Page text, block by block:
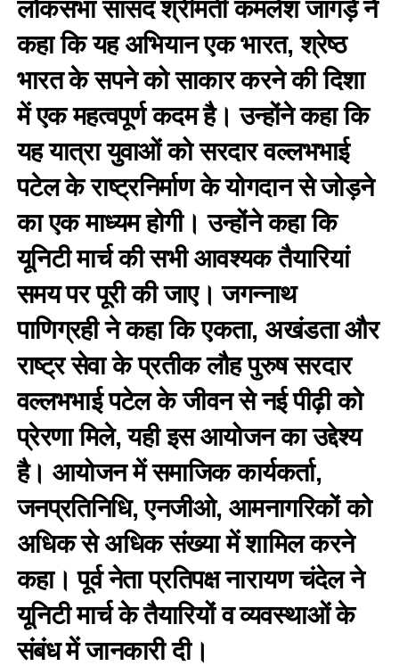
लोकसभा सांसद श्रीमती कमलेश जांगड़े ने
कहा कि यह अभियान एक भारत, श्रेष्ठ
भारत के सपने को साकार करने की दिशा
में एक महत्वपूर्ण कदम है। उन्होंने कहा कि
यह यात्रा युवाओं को सरदार वल्लभभाई
पटेल के राष्ट्रनिर्माण के योगदान से जोड़ने
का एक माध्यम होगी। उन्होंने कहा कि
यूनिटी मार्च की सभी आवश्यक तैयारियां
समय पर पूरी की जाए। जगन्नाथ
पाणिग्रही ने कहा कि एकता, अखंडता और
राष्ट्र सेवा के प्रतीक लौह पुरुष सरदार
वल्लभभाई पटेल के जीवन से नई पीढ़ी को
प्रेरणा मिले, यही इस आयोजन का उद्देश्य
है। आयोजन में समाजिक कार्यकर्ता,
जनप्रतिनिधि, एनजीओ, आमनागरिकों को
अधिक से अधिक संख्या में शामिल करने
कहा। पूर्व नेता प्रतिपक्ष नारायण चंदेल ने
यूनिटी मार्च के तैयारियों व व्यवस्थाओं के
संबंध में जानकारी दी।